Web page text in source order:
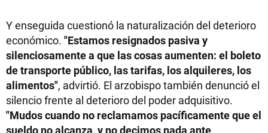
Y enseguida cuestionó la naturalización del deterioro
económico. "Estamos resignados pasiva y
silenciosamente a que las cosas aumenten: el boleto
de transporte público, las tarifas, los alquileres, los
alimentos", advirtió. El arzobispo también denunció el
silencio frente al deterioro del poder adquisitivo.
"Mudos cuando no reclamamos pacíficamente que el
sueldo no alcanza, y no decimos nada ante